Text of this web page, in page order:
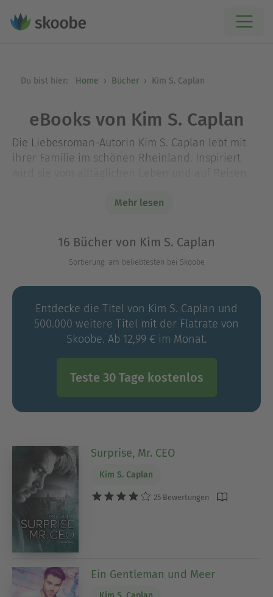
Du bist hier: Home Bücher Kim S. Caplan
eBooks von Kim S. Caplan
Die Liebesroman-Autorin Kim S. Caplan lebt mit
ihrer Familie im schönen Rheinland. Inspiriert
und Spannung. Als Ausgleich zum Schreiben liebt
heimischen Wälder oder genießt die frische
Meeresbrise am Strand der Nordsee.
Mehr lesen
16 Bücher von Kim S. Caplan
Sortierung: am beliebtesten bei Skoobe
Entdecke die Titel von Kim S. Caplan und
500.000 weitere Titel mit der Flatrate von
Skoobe. Ab 12,99 € im Monat.
Teste 30 Tage kostenlos
Surprise, Mr. CEO
Kim S. Caplan
25 Bewertungen
Ein Gentleman und Meer